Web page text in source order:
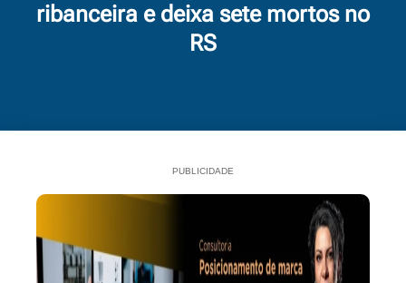
ribanceira e deixa sete mortos no
RS
PUBLICIDADE